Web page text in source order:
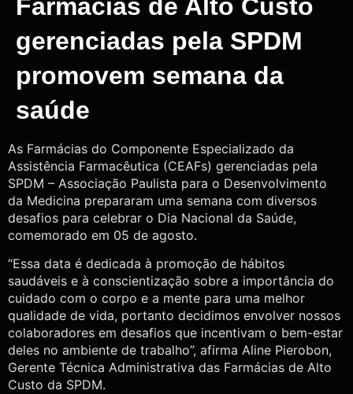
Farmácias de Alto Custo
gerenciadas pela SPDM
promovem semana da
saúde
As Farmácias do Componente Especializado da
Assistência Farmacêutica (CEAFs) gerenciadas pela
SPDM – Associação Paulista para o Desenvolvimento
da Medicina prepararam uma semana com diversos
desafios para celebrar o Dia Nacional da Saúde,
comemorado em 05 de agosto.
“Essa data é dedicada à promoção de hábitos
saudáveis e à conscientização sobre a importância do
cuidado com o corpo e a mente para uma melhor
qualidade de vida, portanto decidimos envolver nossos
colaboradores em desafios que incentivam o bem-estar
deles no ambiente de trabalho”, afirma Aline Pierobon,
Gerente Técnica Administrativa das Farmácias de Alto
Custo da SPDM.